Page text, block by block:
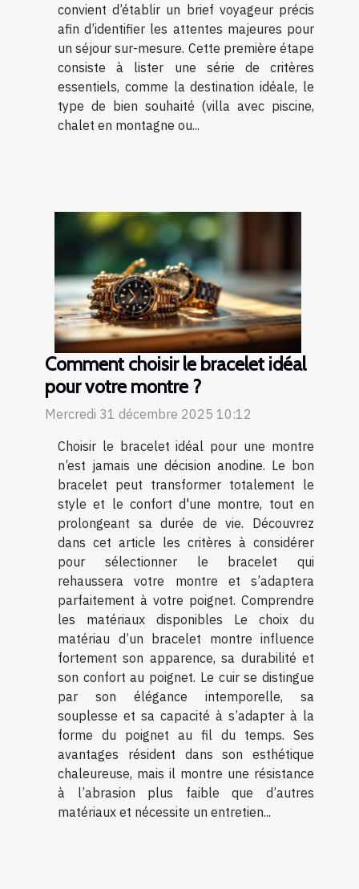
convient d’établir un brief voyageur précis
afin d’identifier les attentes majeures pour
un séjour sur-mesure. Cette première étape
consiste à lister une série de critères
essentiels, comme la destination idéale, le
type de bien souhaité (villa avec piscine,
chalet en montagne ou...
Comment choisir le bracelet idéal
pour votre montre ?
Mercredi 31 décembre 2025 10:12
Choisir le bracelet idéal pour une montre
n’est jamais une décision anodine. Le bon
bracelet peut transformer totalement le
style et le confort d'une montre, tout en
prolongeant sa durée de vie. Découvrez
dans cet article les critères à considérer
pour sélectionner le bracelet qui
rehaussera votre montre et s’adaptera
parfaitement à votre poignet. Comprendre
les matériaux disponibles Le choix du
matériau d’un bracelet montre influence
fortement son apparence, sa durabilité et
son confort au poignet. Le cuir se distingue
par son élégance intemporelle, sa
souplesse et sa capacité à s’adapter à la
forme du poignet au fil du temps. Ses
avantages résident dans son esthétique
chaleureuse, mais il montre une résistance
à l’abrasion plus faible que d’autres
matériaux et nécessite un entretien...